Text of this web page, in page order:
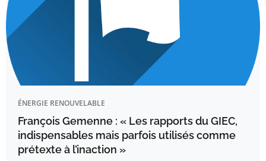
ÉNERGIE RENOUVELABLE
François Gemenne : « Les rapports du GIEC,
indispensables mais parfois utilisés comme
prétexte à l’inaction »